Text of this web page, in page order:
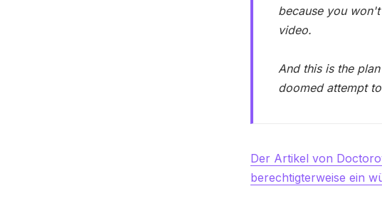
because you
video.
And this is the
doomed attempt
Der Artikel von
berechtigterweise ein